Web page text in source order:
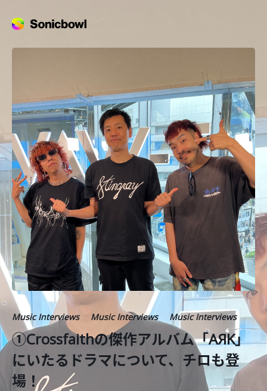
Music Interviews Music Interviews Music Interviews
①Crossfaithの傑作アルバム「AЯK」
にいたるドラマについて、チロも登
場！